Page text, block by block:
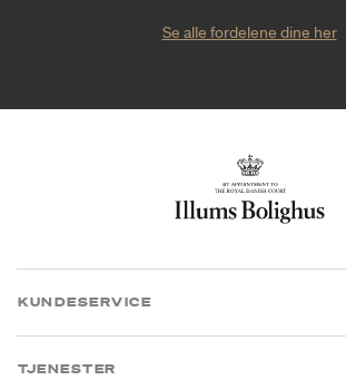
Se alle fordelene dine her
KUNDESERVICE
TJENESTER